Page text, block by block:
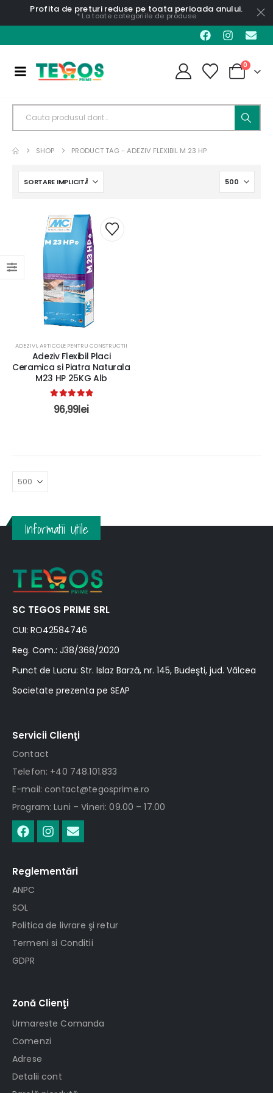
Profita de preturi reduse pe toata perioada anului.
* La toate categoriile de produse
0
SHOP PRODUCT TAG -ADEZIV FLEXIBIL M 23 HP
ADEZIVI,ARTICOLE PENTRU CONSTRUCTII
Adeziv Flexibil Placi
Ceramica si Piatra Naturala
M23 HP 25KG Alb
5.00out of 5
96,99lei
Informatii Utile
SC TEGOS PRIME SRL
CUI: RO42584746
Reg. Com.: J38/368/2020
Punct de Lucru: Str. Islaz Barză, nr. 145, Budeşti, jud. Vâlcea
Societate prezenta pe SEAP
Servicii Clienţi
Contact
Telefon: +40 748.101.833
E-mail: contact@tegosprime.ro
Program: Luni – Vineri: 09.00 – 17.00
Reglementări
ANPC
SOL
Politica de livrare şi retur
Termeni si Conditii
GDPR
Zonă Clienţi
Urmareste Comanda
Comenzi
Adrese
Detalii cont